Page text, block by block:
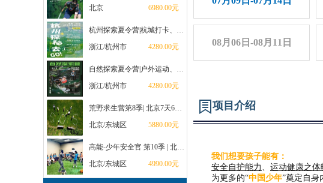
北京
6980.00元
杭州探索夏令营|杭城打卡、古国探秘、溶洞科考...这个夏天，一起探索世界！
浙江/杭州市
4280.00元
自然探索夏令营|户外运动、森林探险、溶洞探秘...去18°的灵山做大自然的孩子！
浙江/杭州市
4280.00元
荒野求生营第8季| 北京7天6晚·精品营·逼真故事化情境，鲁滨逊式丛林探险之旅（双营地选择）
北京/东城区
5880.00元
高能-少年安全官 第10季 | 北京6天5夜·安全自护·激情水上运动·酷凉一夏
北京/东城区
4990.00元
08月06日-08月11日
项目介绍
我们想要孩子能有：
安全自护能力 、 运动健康之体
为更多的“中国少年”奠定自身